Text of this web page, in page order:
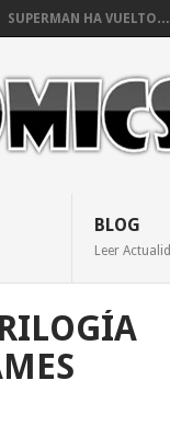
SUPERMAN HA VUELTO…
BLOG
Leer